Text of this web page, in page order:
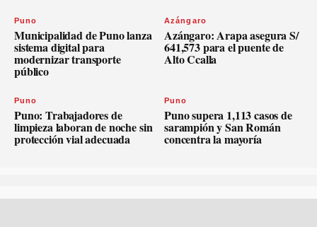
Puno
Municipalidad de Puno lanza
sistema digital para
modernizar transporte
público
Azángaro
Azángaro: Arapa asegura S/
641,573 para el puente de
Alto Ccalla
Puno
Puno: Trabajadores de
limpieza laboran de noche sin
protección vial adecuada
Puno
Puno supera 1,113 casos de
sarampión y San Román
concentra la mayoría